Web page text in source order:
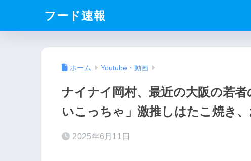
フード速報
ホーム Youtube・動画
ナイナイ岡村、最近の大阪の若
いこっちゃ」激推しはたこ焼き
2025年6月11日